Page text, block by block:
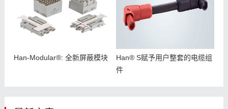
Han-Modular®: 全新屏蔽模块
Han® S赋予用户整套的电缆组
件